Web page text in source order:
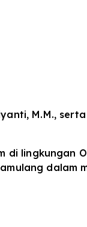
M.M.,
lingkungan
dalam